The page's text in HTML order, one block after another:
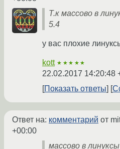
Т.к массово в
5.4
у вас плохие
kott ★★★★★
22.02.2017 14:20:48
Показать ответы
Ответ на: комментарий от
+00:00
массово в